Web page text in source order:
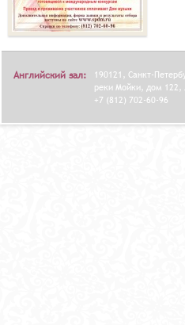
Английский зал:
190121, Санкт-
реки Мойки, дом 122,
+7 (812) 702-60-96